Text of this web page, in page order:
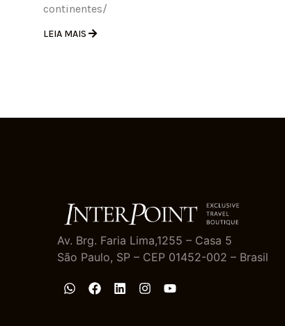
continentes/
LEIA MAIS
Av. Brg. Faria Lima,1255 – Casa 5
São Paulo, SP – CEP 01452-002 – Brasil